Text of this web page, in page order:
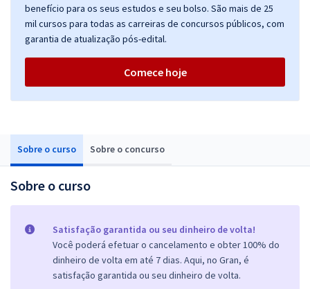
Sobre o curso Sobre o concurso
Sobre o curso
Satisfação garantida ou seu dinheiro de volta!
Você poderá efetuar o cancelamento e obter 100% do
dinheiro de volta em até 7 dias. Aqui, no Gran, é
satisfação garantida ou seu dinheiro de volta.
benefício para os seus estudos e seu bolso. São mais de 25
mil cursos para todas as carreiras de concursos públicos, com
garantia de atualização pós-edital.
Comece hoje